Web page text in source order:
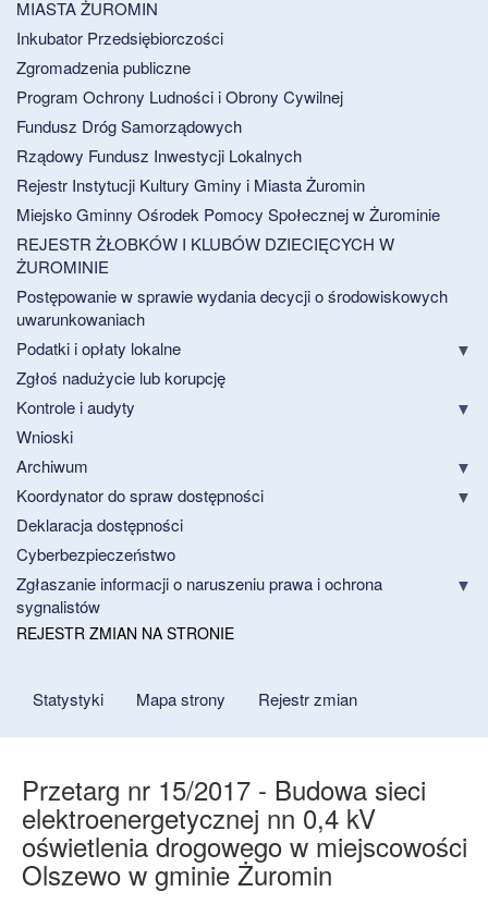
MIASTA ŻUROMIN
Inkubator Przedsiębiorczości
Zgromadzenia publiczne
Program Ochrony Ludności i Obrony Cywilnej
Fundusz Dróg Samorządowych
Rządowy Fundusz Inwestycji Lokalnych
Rejestr Instytucji Kultury Gminy i Miasta Żuromin
Miejsko Gminny Ośrodek Pomocy Społecznej w Żurominie
REJESTR ŻŁOBKÓW I KLUBÓW DZIECIĘCYCH W
ŻUROMINIE
Postępowanie w sprawie wydania decycji o środowiskowych
uwarunkowaniach
Podatki i opłaty lokalne
Zgłoś nadużycie lub korupcję
Kontrole i audyty
Wnioski
Archiwum
Koordynator do spraw dostępności
Deklaracja dostępności
Cyberbezpieczeństwo
Zgłaszanie informacji o naruszeniu prawa i ochrona
sygnalistów
REJESTR ZMIAN NA STRONIE
Statystyki Mapa strony Rejestr zmian
Przetarg nr 15/2017 - Budowa sieci
elektroenergetycznej nn 0,4 kV
oświetlenia drogowego w miejscowości
Olszewo w gminie Żuromin